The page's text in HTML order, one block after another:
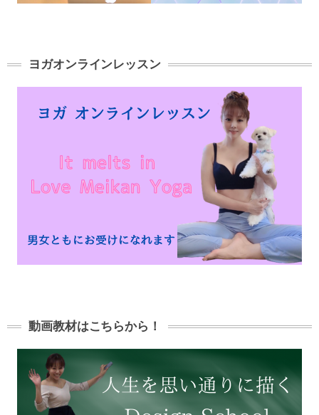
ヨガオンラインレッスン
動画教材はこちらから！